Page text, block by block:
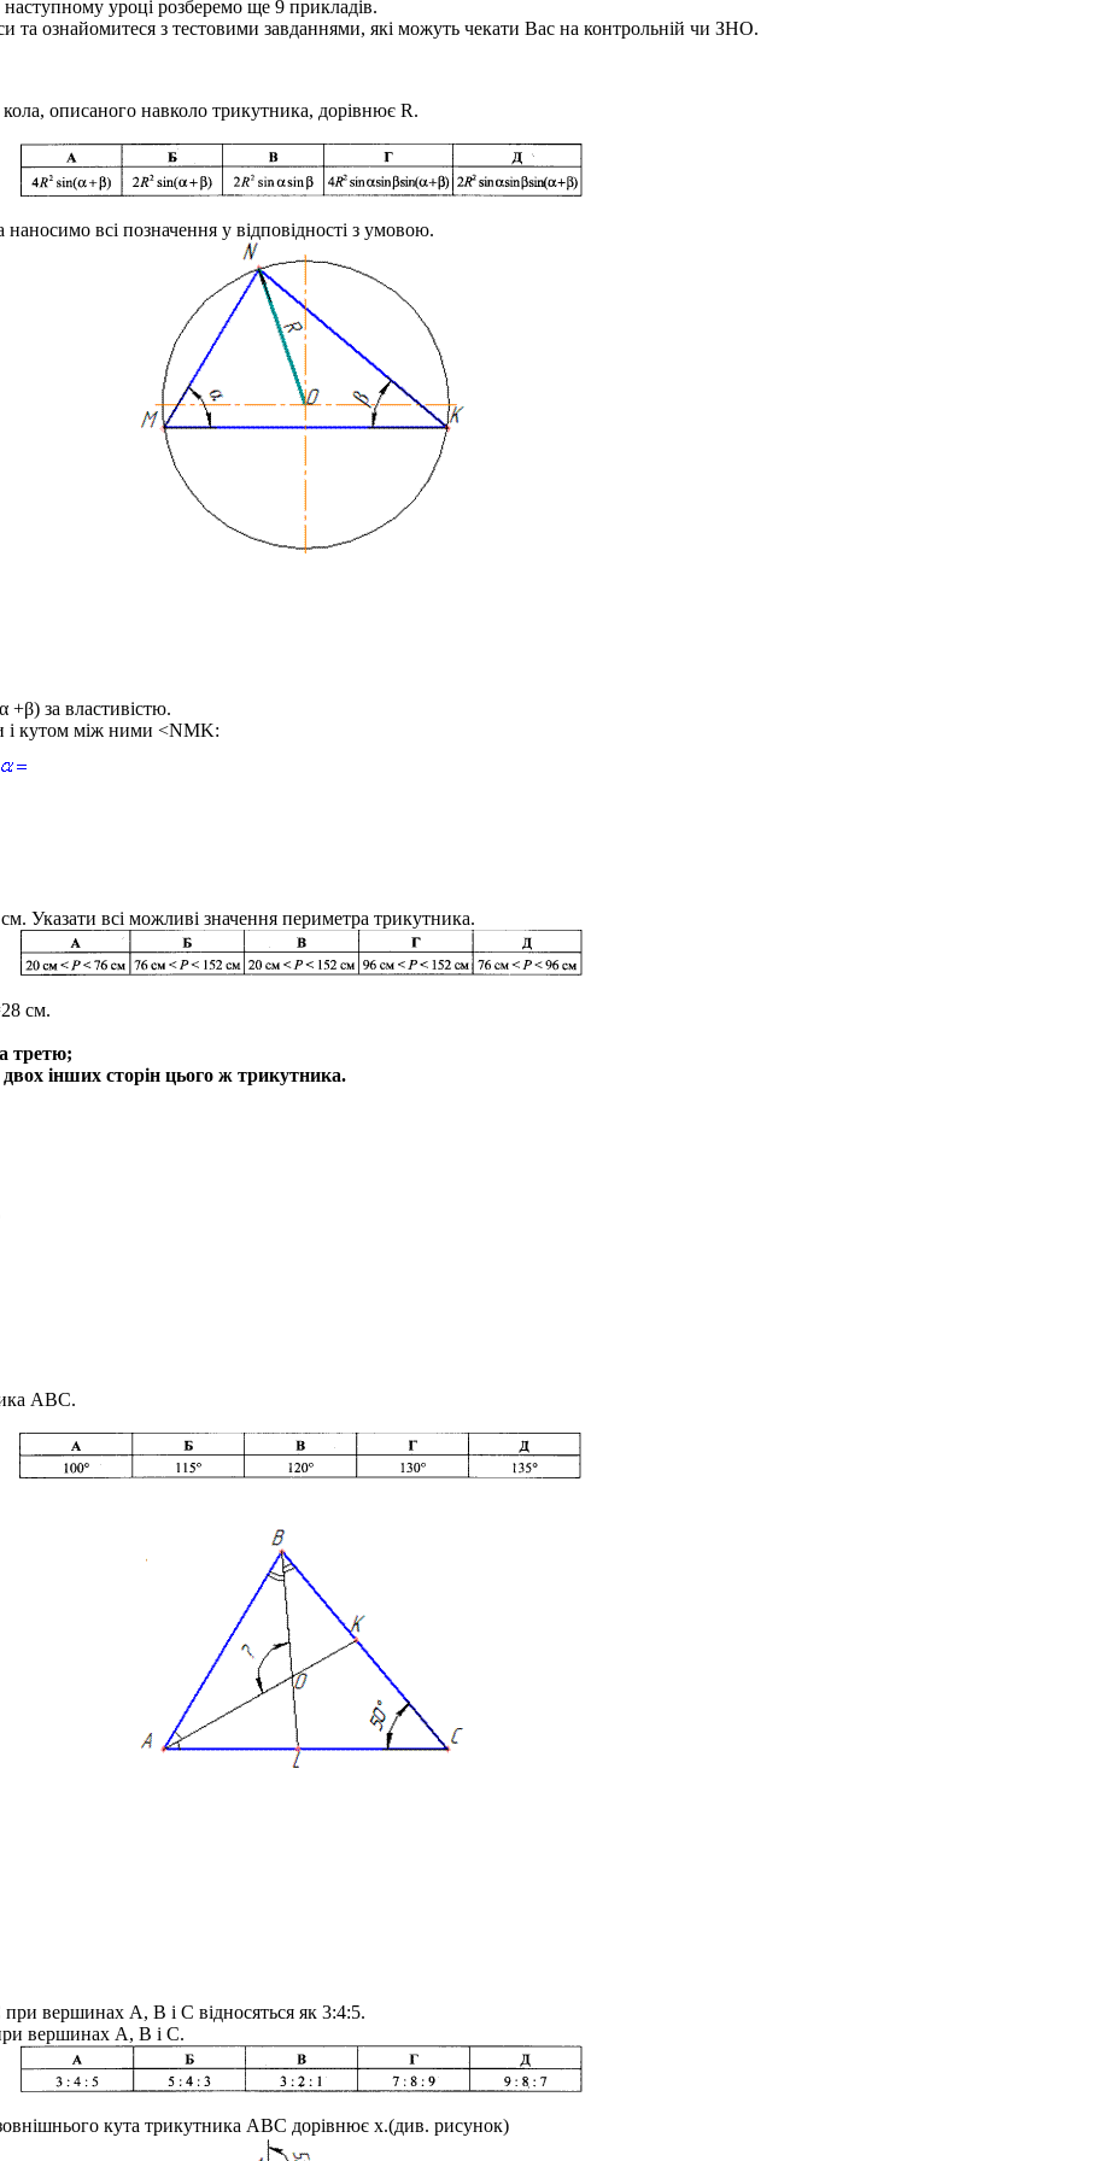
наступному уроці розберемо ще 9 прикладів.
та ознайомитеся з тестовими завданнями, які можуть чекати Вас на контрольній чи ЗНО.
кола, описаного навколо трикутника, дорівнює R.
всі позначення у відповідності з умовою.
+β) за властивістю.
і кутом між ними <NMK:
Указати всі можливі значення периметра трикутника.
см.
третю;
інших сторін цього ж трикутника.
ABC.
при вершинах A, B і C відносяться як 3:4:5.
вершинах A, B і C.
кута трикутника ABC дорівнює x.(див. рисунок)